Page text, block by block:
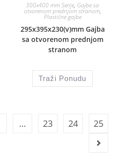
300x400 mm Serije, Gajbe sa
otvorenom prednjom stranom,
Plastične gajbe
295x395x230(v)mm Gajba
sa otvorenom prednjom
stranom
Traži Ponudu
… 23 24 25